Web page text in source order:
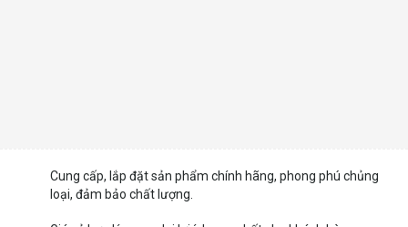
Cung cấp, lắp đặt sản phẩm chính hãng, phong phú chủng
loại, đảm bảo chất lượng.